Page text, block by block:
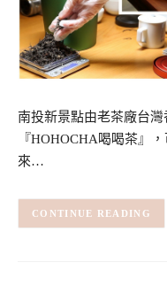
南投新景點由老茶廠台
『HOHOCHA喝喝茶』
來…
CONTINUE READING